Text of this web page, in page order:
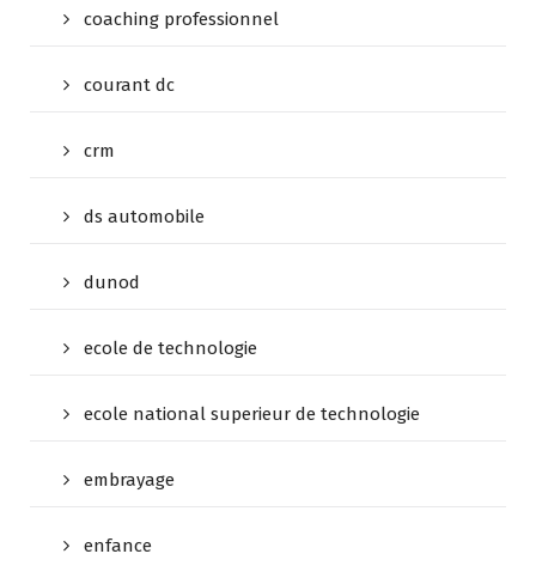
coaching professionnel
courant dc
crm
ds automobile
dunod
ecole de technologie
ecole national superieur de technologie
embrayage
enfance